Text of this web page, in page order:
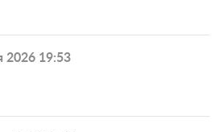
2026 19:53